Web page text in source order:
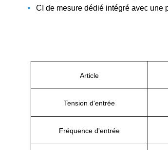
• CI de mesure dédié intégré avec une
Article
Tension d'entrée
Fréquence d'entrée